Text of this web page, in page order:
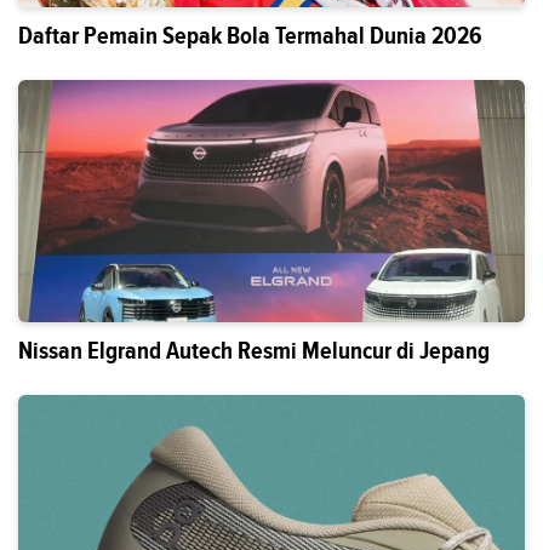
Daftar Pemain Sepak Bola Termahal Dunia 2026
Nissan Elgrand Autech Resmi Meluncur di Jepang